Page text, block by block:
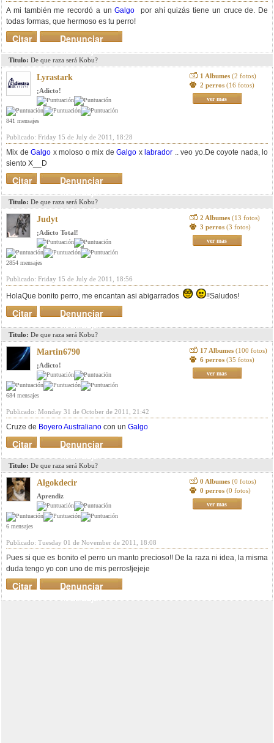
A mi también me recordó a unGalgo por ahí quizás tiene un cruce de. De
todas formas, que hermoso es tu perro!
Denunciar
mensaje
Citar
Titulo: De que raza será Kobu?
Lyrastark
¡Adicto!
841 mensajes
1 Albumes (2 fotos)
2 perros (16 fotos)
ver mas
Publicado: Friday 15 de July de 2011, 18:28
Mix de Galgo x moloso o mix de Galgo x labrador .. veo yo.De coyote nada, lo
siento X__D
Denunciar
mensaje
Citar
Titulo: De que raza será Kobu?
Judyt
¡Adicto Total!
2854 mensajes
2 Albumes (13 fotos)
3 perros (3 fotos)
ver mas
Publicado: Friday 15 de July de 2011, 18:56
HolaQue bonito perro, me encantan asi abigarrados !!Saludos!
Denunciar
mensaje
Citar
Titulo: De que raza será Kobu?
Martin6790
¡Adicto!
684 mensajes
17 Albumes (100 fotos)
6 perros (35 fotos)
ver mas
Publicado: Monday 31 de October de 2011, 21:42
Cruze de Boyero Australiano con un Galgo
Denunciar
mensaje
Citar
Titulo: De que raza será Kobu?
Algokdecir
Aprendiz
6 mensajes
0 Albumes (0 fotos)
0 perros (0 fotos)
ver mas
Publicado: Tuesday 01 de November de 2011, 18:08
Pues si que es bonito el perro un manto precioso!! De la raza ni idea, la misma
duda tengo yo con uno de mis perros!jejeje
Denunciar
mensaje
Citar